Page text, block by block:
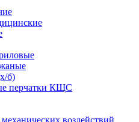
б)
перчатки КЩС
воздействий